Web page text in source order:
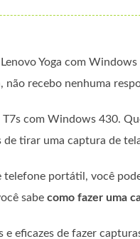
Yoga com
recebo nenhuma
com Windows 430.
tirar uma captura de
portátil, você
sabe como fazer uma
eficazes de fazer